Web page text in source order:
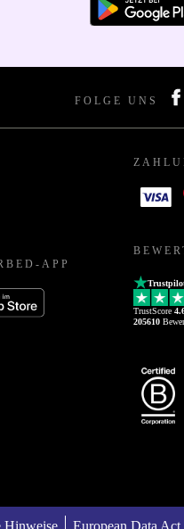
FOLGE UNS
APP
TrustScore
205610
Hinweise European Data Act